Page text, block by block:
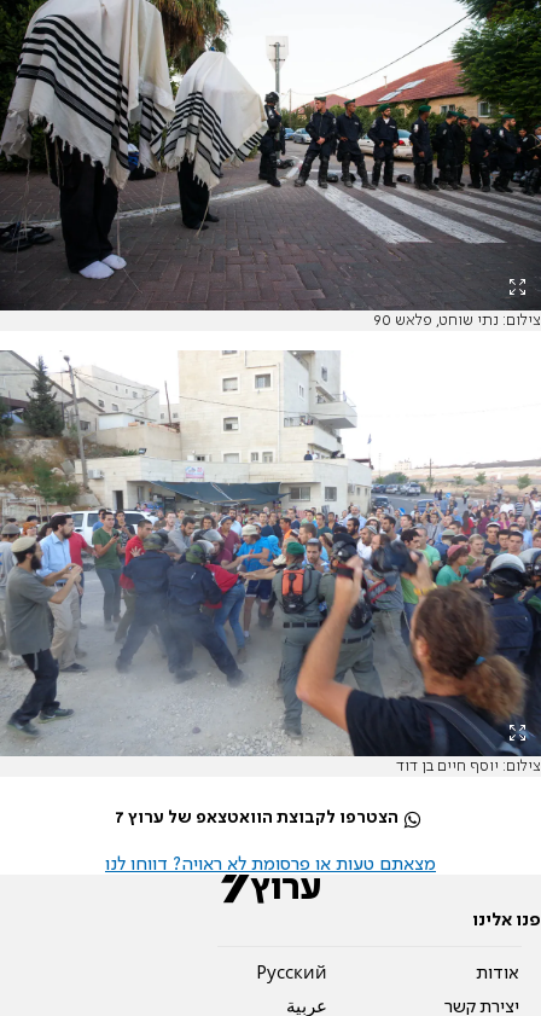
צילום: נתי שוחט, פלאש 90
צילום: יוסף חיים בן דוד
הצטרפו לקבוצת הוואטצאפ של ערוץ 7
מצאתם טעות או פרסומת לא ראויה? דווחו לנו
פנו אלינו
אודות
יצירת קשר
Pусский
عربية